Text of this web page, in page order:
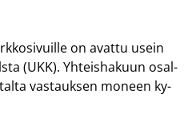
on avat­tu usein
(UKK). Yh­teis­ha­kuun osal­
vas­tauk­sen mo­neen ky­